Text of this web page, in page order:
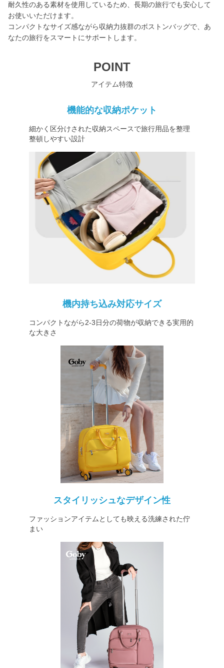
耐久性のある素材を使用しているため、長期の旅行でも安心して
お使いいただけます。
コンパクトなサイズ感ながら収納力抜群のボストンバッグで、あ
なたの旅行をスマートにサポートします。
POINT
アイテム特徴
機能的な収納ポケット
細かく区分けされた収納スペースで旅行用品を整理
整頓しやすい設計
機内持ち込み対応サイズ
コンパクトながら2-3日分の荷物が収納できる実用的
な大きさ
スタイリッシュなデザイン性
ファッションアイテムとしても映える洗練された佇
まい